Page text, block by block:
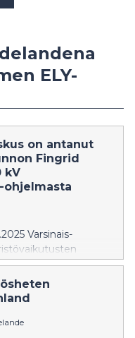
ELY-
on antanut
Fingrid
kV
ohjelmasta
Varsinais-
uuden
23.12.2025 antanut